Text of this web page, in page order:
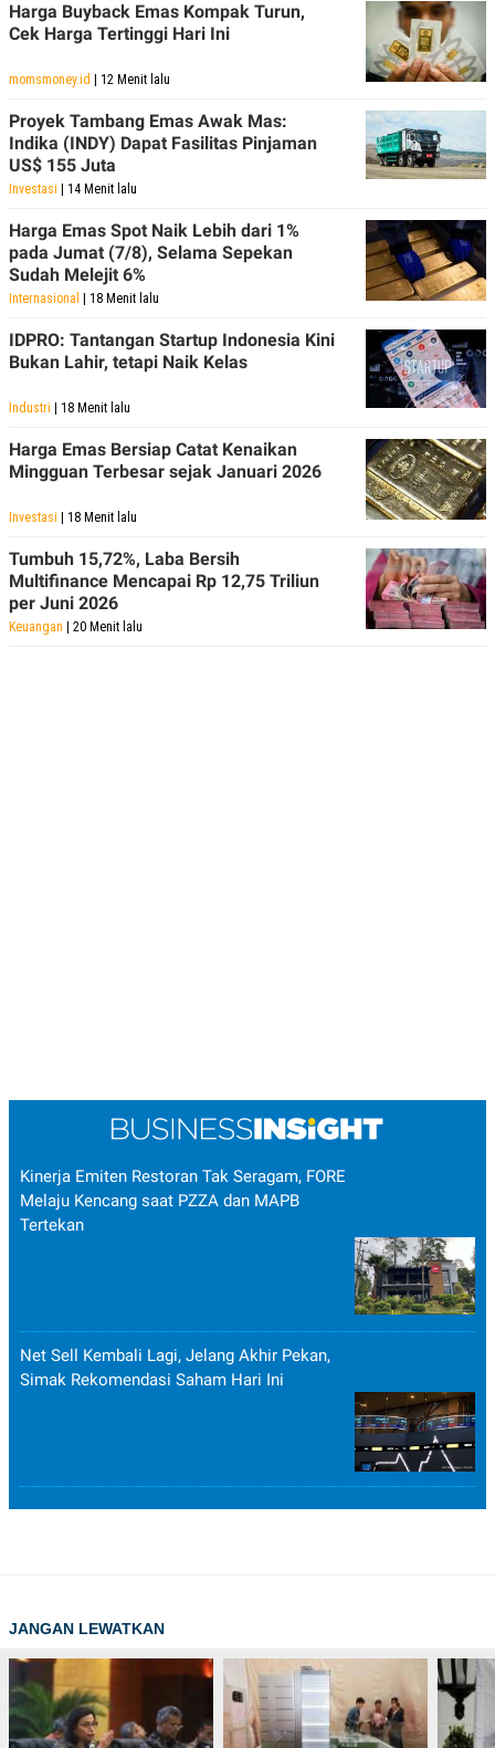
Harga Buyback Emas Kompak Turun,
Cek Harga Tertinggi Hari Ini
momsmoney.id | 12 Menit lalu
Proyek Tambang Emas Awak Mas:
Indika (INDY) Dapat Fasilitas Pinjaman
US$ 155 Juta
Investasi | 14 Menit lalu
Harga Emas Spot Naik Lebih dari 1%
pada Jumat (7/8), Selama Sepekan
Sudah Melejit 6%
Internasional | 18 Menit lalu
IDPRO: Tantangan Startup Indonesia Kini
Bukan Lahir, tetapi Naik Kelas
Industri | 18 Menit lalu
Harga Emas Bersiap Catat Kenaikan
Mingguan Terbesar sejak Januari 2026
Investasi | 18 Menit lalu
Tumbuh 15,72%, Laba Bersih
Multifinance Mencapai Rp 12,75 Triliun
per Juni 2026
Keuangan | 20 Menit lalu
Kinerja Emiten Restoran Tak Seragam, FORE
Melaju Kencang saat PZZA dan MAPB
Tertekan
Net Sell Kembali Lagi, Jelang Akhir Pekan,
Simak Rekomendasi Saham Hari Ini
JANGAN LEWATKAN